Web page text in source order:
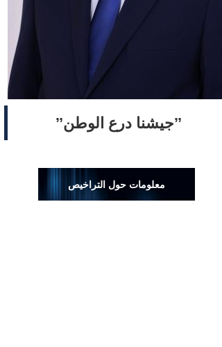
ˮجيشنا درع الوطنˮ
معلومات حول التراخيص